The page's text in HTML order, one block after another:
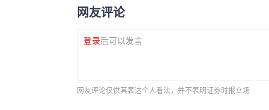
网友评论
登录后可以发言
网友评论仅供其表达个人看法，并不表明证券时报立场